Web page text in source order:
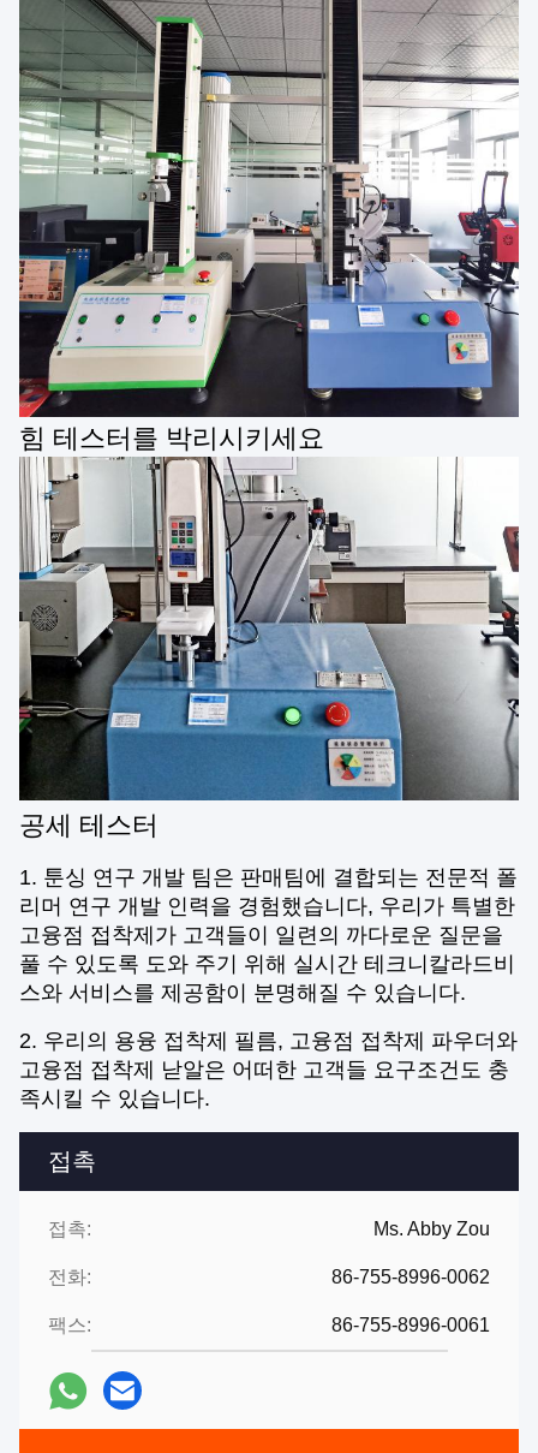
접촉
접촉: Ms. Abby Zou
전화: 86-755-8996-0062
팩스: 86-755-8996-0061
힘 테스터를 박리시키세요
공세 테스터
1. 툰싱 연구 개발 팀은 판매팀에 결합되는 전문적 폴
리머 연구 개발 인력을 경험했습니다, 우리가 특별한
고융점 접착제가 고객들이 일련의 까다로운 질문을
풀 수 있도록 도와 주기 위해 실시간 테크니칼라드비
스와 서비스를 제공함이 분명해질 수 있습니다.
2. 우리의 용융 접착제 필름, 고융점 접착제 파우더와
고융점 접착제 낟알은 어떠한 고객들 요구조건도 충
족시킬 수 있습니다.